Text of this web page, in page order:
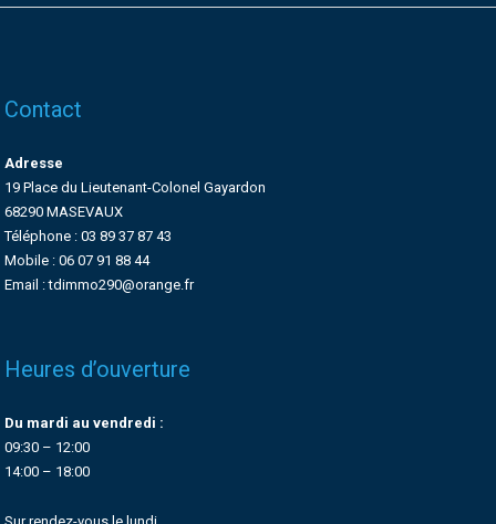
Contact
Adresse
19 Place du Lieutenant-Colonel Gayardon
68290 MASEVAUX
Téléphone : 03 89 37 87 43
Mobile : 06 07 91 88 44
Email : tdimmo290@orange.fr
Heures d’ouverture
Du mardi au vendredi :
09:30 – 12:00
14:00 – 18:00